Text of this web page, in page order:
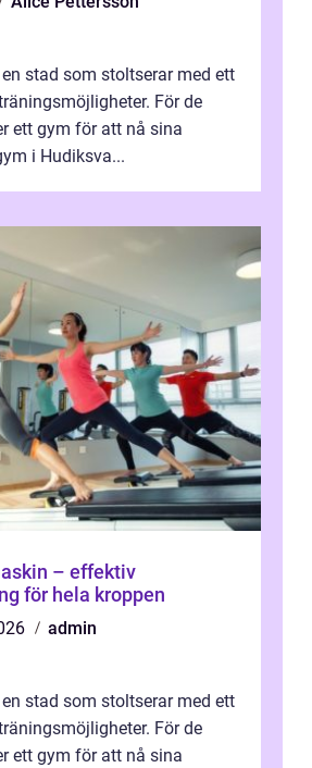
stad som stoltserar med ett
För de
ett gym för att nå sina
i Hudiksva...
– effektiv
för hela kroppen
admin
stad som stoltserar med ett
För de
ett gym för att nå sina